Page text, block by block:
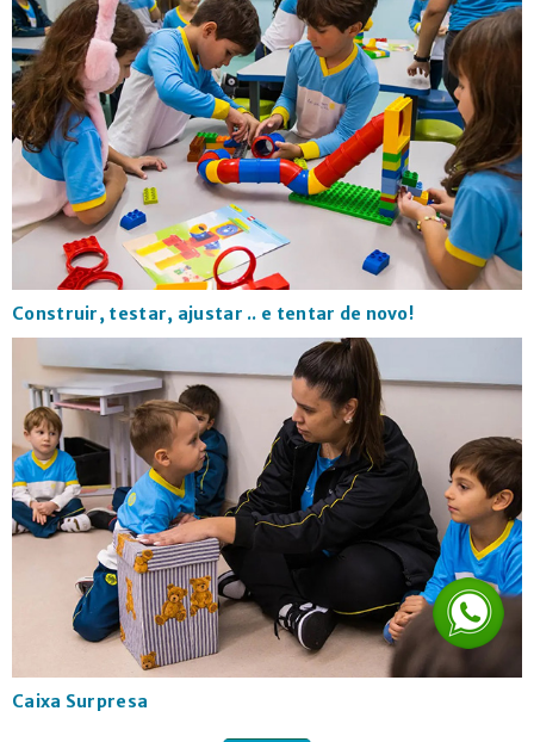
Construir, testar, ajustar .. e tentar de novo!
Caixa Surpresa